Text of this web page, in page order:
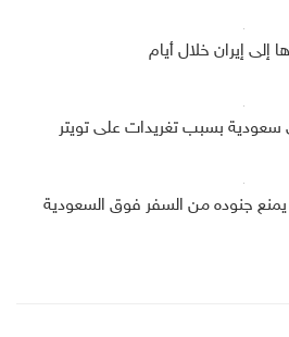
إلى إيران خلال أيام
يمنع جنوده من السفر فوق السعودية